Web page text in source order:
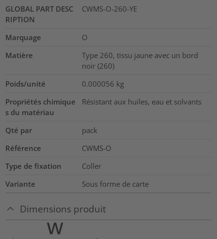
GLOBAL PART DESC
RIPTION
CWMS-O-260-YE
Marquage
O
Matière
Type 260, tissu jaune avec un bord
noir (260)
Poids/unité
0.000056 kg
Propriétés chimique
s du matériau
Résistant aux huiles, eau et solvants
Qté par
pack
Référence
CWMS-O
Type de fixation
Coller
Variante
Sous forme de carte
Dimensions produit